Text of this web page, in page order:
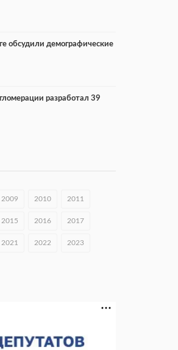
обсудили демографические
разработал 39
движения на въезде в
на воду «Метеор-120Р»
2009 2010 2011
2015 2016 2017
2021 2022 2023